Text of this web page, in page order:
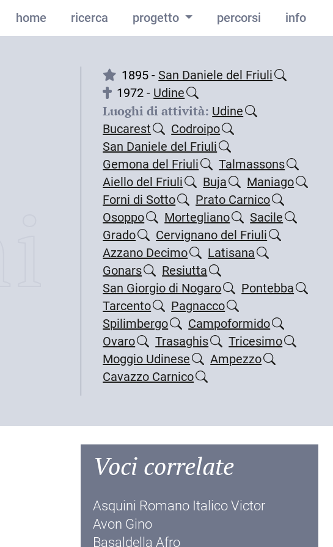
home ricerca progetto percorsi info
1895 - San Daniele del Friuli
1972 - Udine
Luoghi di attività: Udine
Bucarest
Codroipo
San Daniele del Friuli
Gemona del Friuli
Talmassons
Aiello del Friuli
Buja
Maniago
Forni di Sotto
Prato Carnico
Osoppo
Mortegliano
Sacile
Grado
Cervignano del Friuli
Azzano Decimo
Latisana
Gonars
Resiutta
San Giorgio di Nogaro
Pontebba
Tarcento
Pagnacco
Spilimbergo
Campoformido
Ovaro
Trasaghis
Tricesimo
Moggio Udinese
Ampezzo
Cavazzo Carnico
Voci correlate
Asquini Romano Italico Victor
Avon Gino
Basaldella Afro